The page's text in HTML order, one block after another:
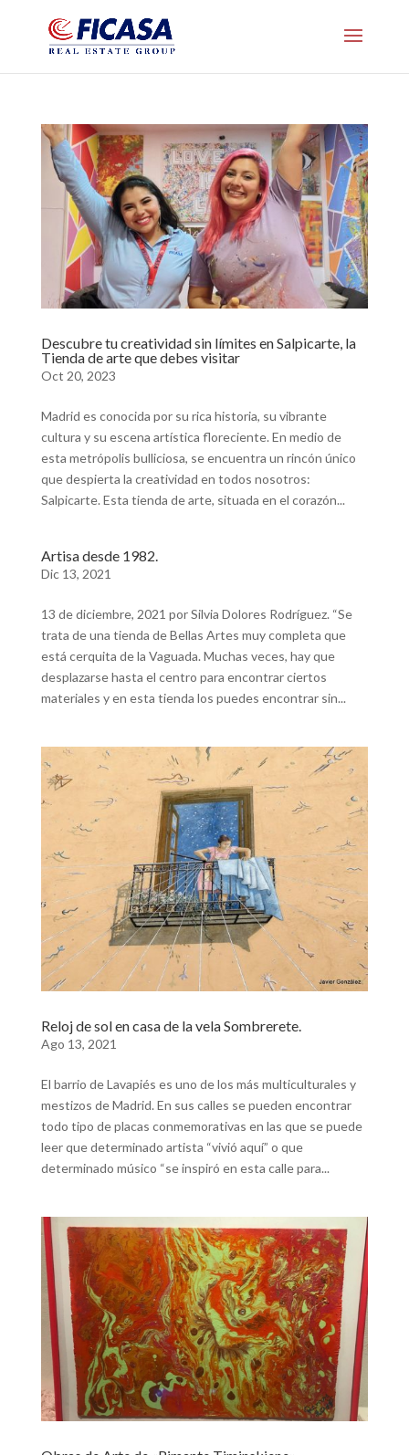
Descubre tu creatividad sin límites en Salpicarte, la
Tienda de arte que debes visitar
Oct 20, 2023
Madrid es conocida por su rica historia, su vibrante
cultura y su escena artística floreciente. En medio de
esta metrópolis bulliciosa, se encuentra un rincón único
que despierta la creatividad en todos nosotros:
Salpicarte. Esta tienda de arte, situada en el corazón...
Artisa desde 1982.
Dic 13, 2021
13 de diciembre, 2021 por Silvia Dolores Rodríguez. “Se
trata de una tienda de Bellas Artes muy completa que
está cerquita de la Vaguada. Muchas veces, hay que
desplazarse hasta el centro para encontrar ciertos
materiales y en esta tienda los puedes encontrar sin...
Reloj de sol en casa de la vela Sombrerete.
Ago 13, 2021
El barrio de Lavapiés es uno de los más multiculturales y
mestizos de Madrid. En sus calles se pueden encontrar
todo tipo de placas conmemorativas en las que se puede
leer que determinado artista “vivió aquí” o que
determinado músico “se inspiró en esta calle para...